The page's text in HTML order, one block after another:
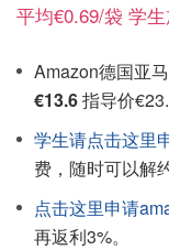
平均€0.69/袋 学
Amazon德国亚
€13.6指导价
学生请点击这里
费，随时可以解约
点击这里申请
再返利3%。